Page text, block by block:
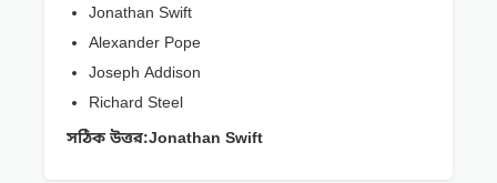
Jonathan Swift
Alexander Pope
Joseph Addison
Richard Steel
সঠিক উত্তর:Jonathan Swift